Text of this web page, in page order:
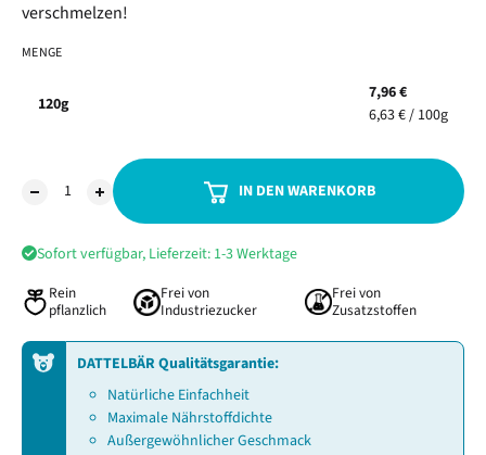
verschmelzen!
MENGE
120g
7,96 €
6,63 € / 100g
IN DEN WARENKORB
Sofort verfügbar, Lieferzeit: 1-3 Werktage
Rein
pflanzlich
Frei von
Industriezucker
Frei von
Zusatzstoffen
DATTELBÄR Qualitätsgarantie:
Natürliche Einfachheit
Maximale Nährstoffdichte
Außergewöhnlicher Geschmack